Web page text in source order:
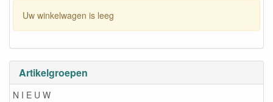
Uw winkelwagen is leeg
Artikelgroepen
N I E U W